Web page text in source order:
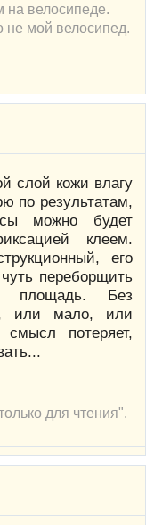
на велосипеде.
не мой велосипед.
слой кожи влагу
по результатам,
можно будет
клеем.
его
переборщить
площадь. Без
или мало, или
потеряет,
для чтения".